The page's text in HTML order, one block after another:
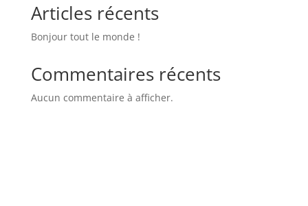
Articles récents
Bonjour tout le monde !
Commentaires récents
Aucun commentaire à afficher.